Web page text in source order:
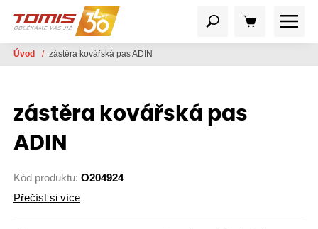
Úvod / zástěra kovářská pas ADIN
zástěra kovářská pas
ADIN
Kód produktu: O204924
Přečíst si více